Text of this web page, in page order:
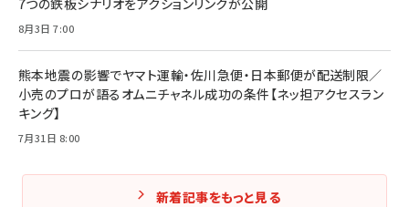
8月3日 7:00
熊本地震の影響でヤマト運輸・佐川急便・日本郵便が配送制限／
小売のプロが語るオムニチャネル成功の条件【ネッ担アクセスラン
キング】
7月31日 8:00
新着記事をもっと見る